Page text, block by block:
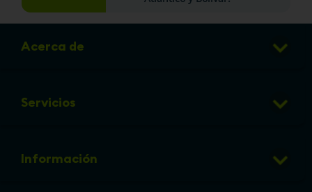
Acerca de
Club de Puntos
Preguntas frecuentes
Servicios
Veterinaria
Información